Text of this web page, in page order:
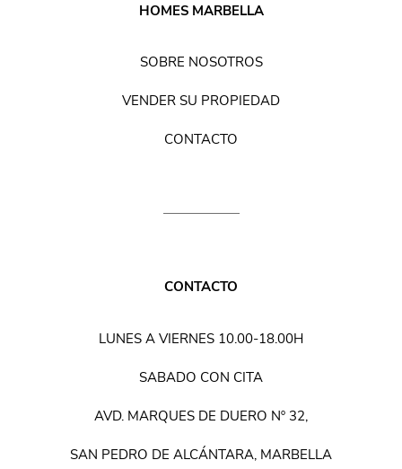
HOMES MARBELLA
SOBRE NOSOTROS
VENDER SU PROPIEDAD
CONTACTO
CONTACTO
LUNES A VIERNES 10.00-18.00H
SABADO CON CITA
AVD. MARQUES DE DUERO Nº 32,
SAN PEDRO DE ALCÁNTARA, MARBELLA